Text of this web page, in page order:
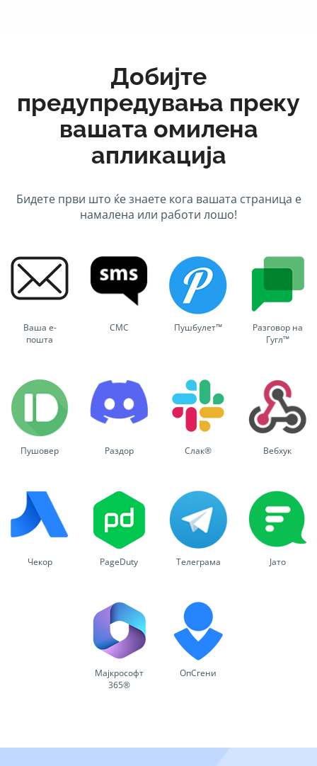
Добијте
предупредувања преку
вашата омилена
апликација
Бидете први што ќе знаете кога вашата страница е
намалена или работи лошо!
Ваша е-
пошта
СМС Пушбулет™
Разговор на
Гугл™
Пушовер Раздор Слак® Вебхук
Чекор PageDuty Телеграма Јато
Мајкрософт
365®
ОпСгени